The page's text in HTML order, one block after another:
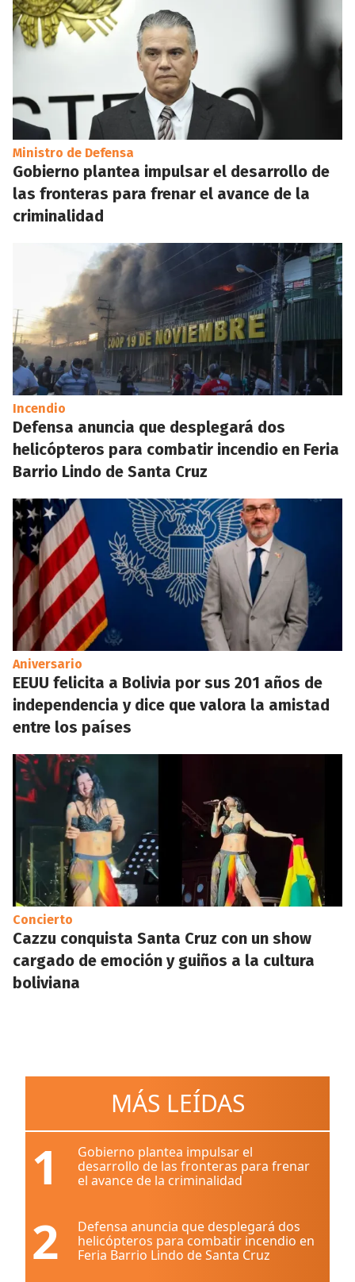
Ministro de Defensa
Gobierno plantea impulsar el desarrollo de
las fronteras para frenar el avance de la
criminalidad
Incendio
Defensa anuncia que desplegará dos
helicópteros para combatir incendio en Feria
Barrio Lindo de Santa Cruz
Aniversario
EEUU felicita a Bolivia por sus 201 años de
independencia y dice que valora la amistad
entre los países
Concierto
Cazzu conquista Santa Cruz con un show
cargado de emoción y guiños a la cultura
boliviana
MÁS LEÍDAS
1
Gobierno plantea impulsar el
desarrollo de las fronteras para frenar
el avance de la criminalidad
2
Defensa anuncia que desplegará dos
helicópteros para combatir incendio en
Feria Barrio Lindo de Santa Cruz